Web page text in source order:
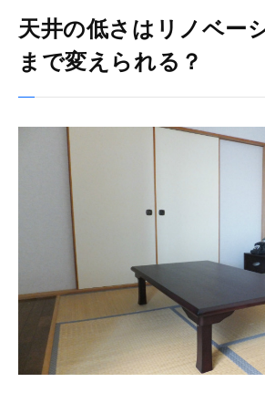
天井の低さはリノベー
まで変えられる？